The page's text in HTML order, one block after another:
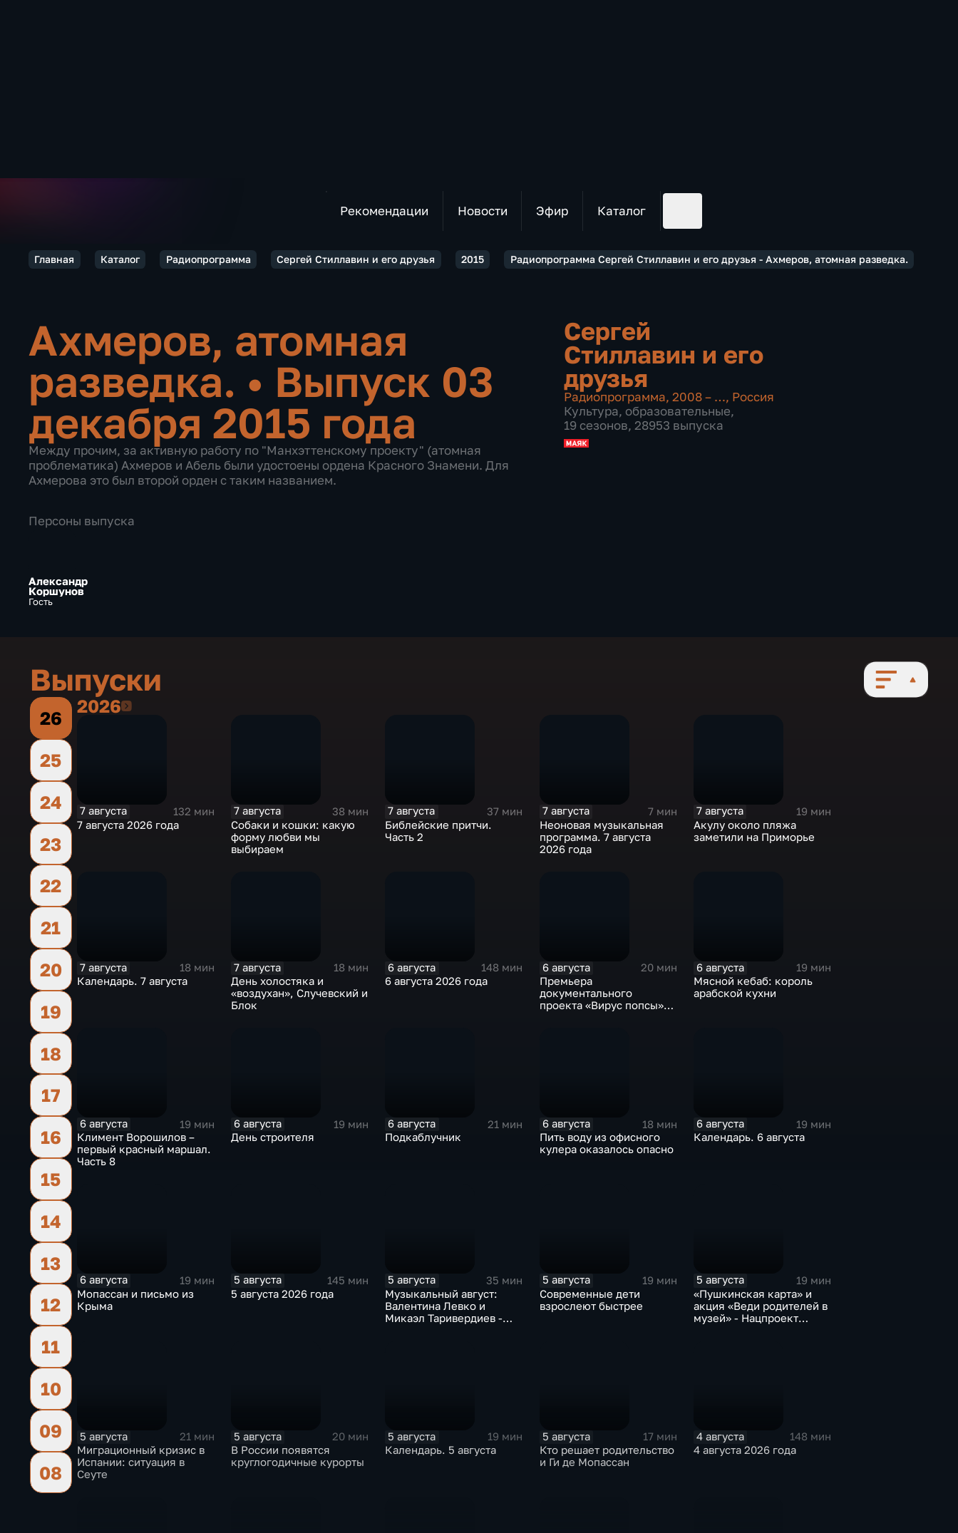
Рекомендации Новости Эфир Каталог
Главная Каталог Радиопрограмма Сергей Стиллавин и его друзья 2015 Радиопрограмма Сергей Стиллавин и его друзья - Ахмеров, атомная разведка.
Ахмеров, атомная
разведка. • Выпуск 03
декабря 2015 года
Между прочим, за активную работу по "Манхэттенскому проекту" (атомная
проблематика) Ахмеров и Абель были удостоены ордена Красного Знамени. Для
Ахмерова это был второй орден с таким названием.
Сергей
Стиллавин и его
друзья
Радиопрограмма, 2008 – …, Россия
Культура, образовательные,
19 сезонов, 28953 выпуска
Персоны выпуска
Александр
Коршунов
Гость
Выпуски
26
25
24
23
22
21
20
19
18
17
16
15
14
13
12
11
10
09
08
20262026
7 августа
132 мин
7 августа 2026 года
7 августа
38 мин
Собаки и кошки: какую
форму любви мы
выбираем
7 августа
37 мин
Библейские притчи.
Часть 2
7 августа
7 мин
Неоновая музыкальная
программа. 7 августа
2026 года
7 августа
19 мин
Акулу около пляжа
заметили на Приморье
7 августа
18 мин
Календарь. 7 августа
7 августа
18 мин
День холостяка и
«воздухан», Случевский и
Блок
6 августа
148 мин
6 августа 2026 года
6 августа
20 мин
Премьера
документального
проекта «Вирус попсы»
6 августа
19 мин
Мясной кебаб: король
арабской кухни
6 августа
19 мин
Климент Ворошилов –
первый красный маршал.
Часть 8
6 августа
19 мин
День строителя
6 августа
21 мин
Подкаблучник
6 августа
18 мин
Пить воду из офисного
кулера оказалось опасно
6 августа
19 мин
Календарь. 6 августа
6 августа
19 мин
Мопассан и письмо из
Крыма
5 августа
145 мин
5 августа 2026 года
5 августа
35 мин
Музыкальный август:
Валентина Левко и
Микаэл Таривердиев -
5 августа
19 мин
Современные дети
взрослеют быстрее
5 августа
19 мин
«Пушкинская карта» и
акция «Веди родителей в
музей» - Нацпроект
5 августа
21 мин
Миграционный кризис в
Испании: ситуация в
Сеуте
5 августа
20 мин
В России появятся
круглогодичные курорты
5 августа
19 мин
Календарь. 5 августа
5 августа
17 мин
Кто решает родительство
и Ги де Мопассан
4 августа
148 мин
4 августа 2026 года